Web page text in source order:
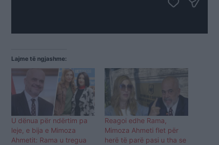
Lajme të ngjashme:
U dënua për ndërtim pa
leje, e bija e Mimoza
Ahmetit: Rama u tregua
Reagoi edhe Rama,
Mimoza Ahmeti flet për
herë të parë pasi u tha se